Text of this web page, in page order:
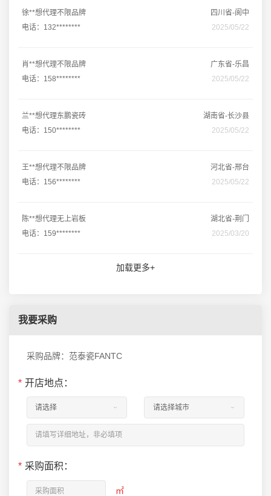
徐**想代理不限品牌
四川省-阆中
电话：132********
2025/05/22
肖**想代理不限品牌
广东省-乐昌
电话：158********
2025/05/22
兰**想代理东鹏瓷砖
湖南省-长沙县
电话：150********
2025/05/22
王**想代理不限品牌
河北省-邢台
电话：156********
2025/05/22
陈**想代理无上岩板
湖北省-荆门
电话：159********
2025/03/20
加载更多+
我要采购
采购品牌：范泰瓷FANTC
* 开店地点：
* 采购面积：
㎡